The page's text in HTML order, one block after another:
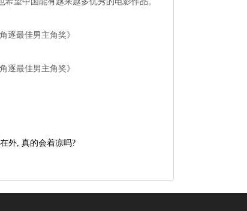
逐最佳男主角奖》
逐最佳男主角奖》
外, 真的会着凉吗?